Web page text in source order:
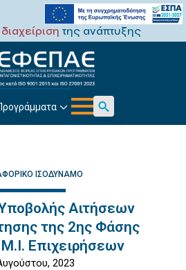
διαχείριση της ανάπτυξης
Search
ΙΣΟΔΎΝΑΜΟ
Αιτήσεων
της 2ης Φάσης
Επιχειρήσεων
2023